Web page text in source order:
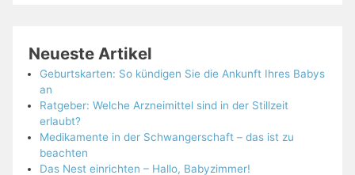
Neueste Artikel
Geburtskarten: So kündigen Sie die Ankunft Ihres Babys
an
Ratgeber: Welche Arzneimittel sind in der Stillzeit
erlaubt?
Medikamente in der Schwangerschaft – das ist zu
beachten
Das Nest einrichten – Hallo, Babyzimmer!